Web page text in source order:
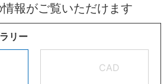
報がご覧いただけます
リー
CAD